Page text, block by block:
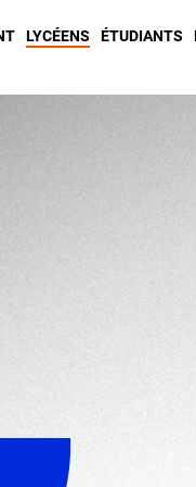
LYCÉENS ÉTUDIANTS
CALENDRIER
RENTREE